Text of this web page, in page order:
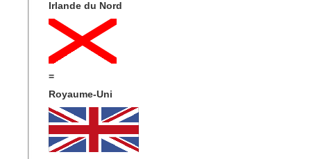
Irlande du Nord
=
Royaume-Uni